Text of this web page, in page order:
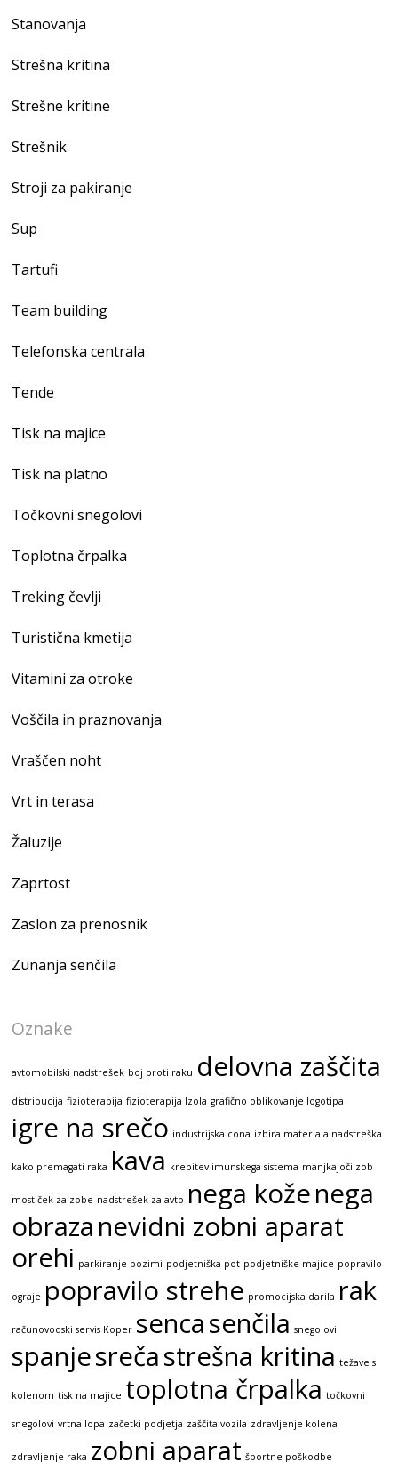
Stanovanja
Strešna kritina
Strešne kritine
Strešnik
Stroji za pakiranje
Sup
Tartufi
Team building
Telefonska centrala
Tende
Tisk na majice
Tisk na platno
Točkovni snegolovi
Toplotna črpalka
Treking čevlji
Turistična kmetija
Vitamini za otroke
Voščila in praznovanja
Vraščen noht
Vrt in terasa
Žaluzije
Zaprtost
Zaslon za prenosnik
Zunanja senčila
Oznake
avtomobilski nadstrešek boj proti raku delovna zaščita
distribucija fizioterapija fizioterapija Izola grafično oblikovanje logotipa
igre na srečo industrijska cona izbira materiala nadstreška
kako premagati raka kava krepitev imunskega sistema manjkajoči zob
mostiček za zobe nadstrešek za avto nega koženega
obraza nevidni zobni aparat
orehi parkiranje pozimi podjetniška pot podjetniške majice popravilo
ograje popravilo strehe promocijska darila rak
računovodski servis Koper sencasenčila snegolovi
spanjesrečastrešna kritina težave s
kolenom tisk na majice toplotna črpalka točkovni
snegolovi vrtna lopa začetki podjetja zaščita vozila zdravljenje kolena
zdravljenje raka zobni aparat športne poškodbe